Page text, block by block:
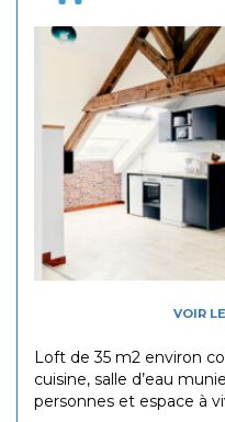
VOIR
Loft de 35 m2 environ
cuisine, salle d’eau
personnes et espace à